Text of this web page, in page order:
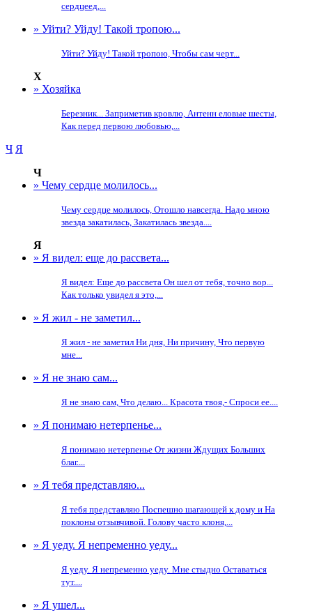
сердцеед,...
» Уйти? Уйду! Такой тропою...
Уйти? Уйду! Такой тропою, Чтобы сам черт...
Х
» Хозяйка
Березник... Заприметив кровлю, Антенн еловые шесты,
Как перед первою любовью,...
Ч Я
Ч
» Чему сердце молилось...
Чему сердце молилось, Отошло навсегда. Надо мною
звезда закатилась, Закатилась звезда....
Я
» Я видел: еще до рассвета...
Я видел: Еще до рассвета Он шел от тебя, точно вор...
Как только увидел я это,...
» Я жил - не заметил...
Я жил - не заметил Ни дня, Ни причину, Что первую
мне...
» Я не знаю сам...
Я не знаю сам, Что делаю... Красота твоя,- Спроси ее....
» Я понимаю нетерпенье...
Я понимаю нетерпенье От жизни Ждущих Больших
благ....
» Я тебя представляю...
Я тебя представляю Поспешно шагающей к дому и На
поклоны отзывчивой. Голову часто клоня,...
» Я уеду. Я непременно уеду...
Я уеду. Я непременно уеду. Мне стыдно Оставаться
тут....
» Я ушел...